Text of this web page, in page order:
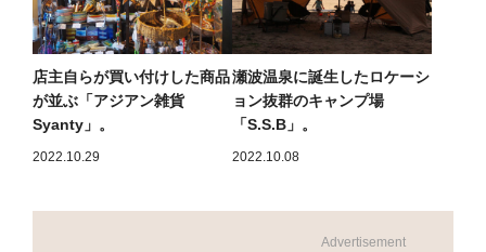
店主自らが買い付けした商品
が並ぶ「アジアン雑貨
Syanty」。
2022.10.29
瀬波温泉に誕生したロケーシ
ョン抜群のキャンプ場
「S.S.B」。
2022.10.08
Advertisement